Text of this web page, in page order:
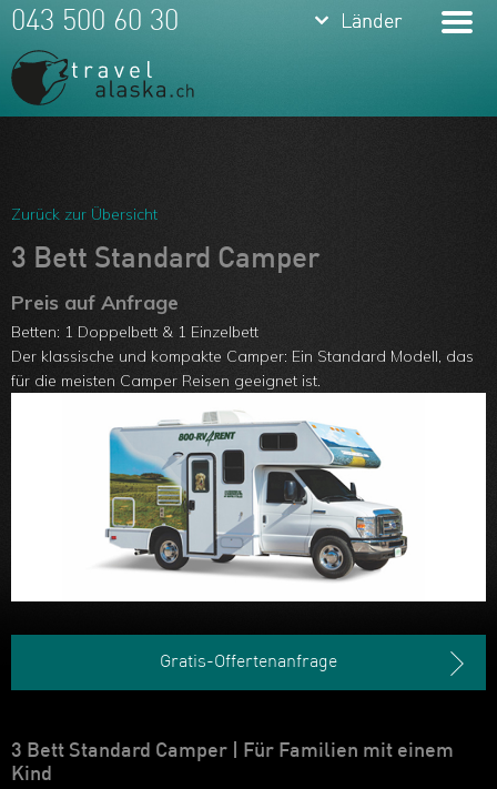
Team
Über uns
Feedbacks
Kontakt
ARVB
keyboard_arrow_down Länder
keyboard_arrow_down Länder
043 500 60 30
Zurück zur Übersicht
3 Bett Standard Camper
Preis auf Anfrage
Betten: 1 Doppelbett & 1 Einzelbett
Der klassische und kompakte Camper: Ein Standard Modell, das
für die meisten Camper Reisen geeignet ist.
Gratis-Offertenanfrage
3 Bett Standard Camper | Für Familien mit einem
Kind